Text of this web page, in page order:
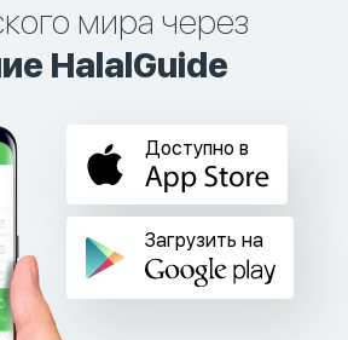
мира через
HalalGuide
Доступно в
Загрузить на